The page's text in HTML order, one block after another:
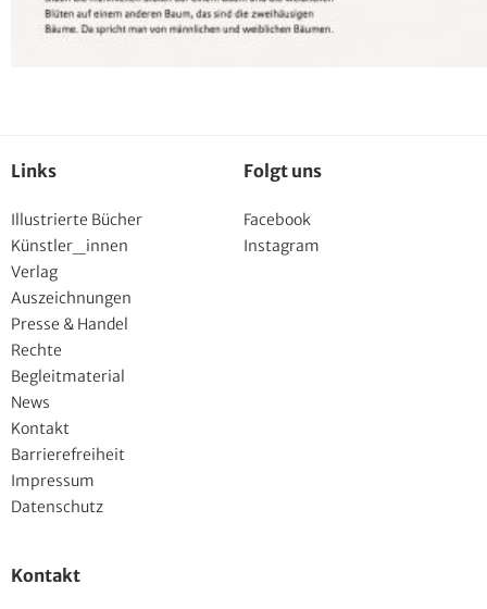
Links
Illustrierte Bücher
Künstler_innen
Verlag
Auszeichnungen
Presse & Handel
Rechte
Begleitmaterial
News
Kontakt
Barrierefreiheit
Impressum
Datenschutz
Folgt uns
Facebook
Instagram
Kontakt